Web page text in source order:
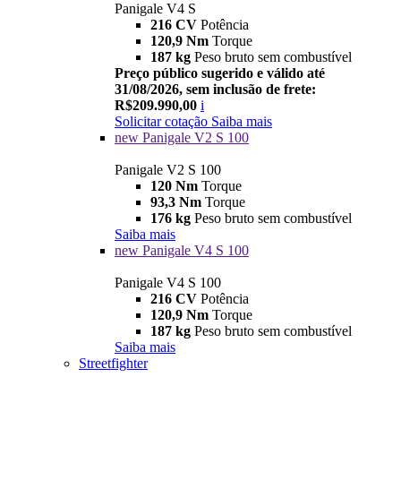
Panigale V4 S
216 CV Potência
120,9 Nm Torque
187 kg Peso bruto sem combustível
Preço público sugerido e válido até
31/08/2026, sem inclusão de frete:
R$209.990,00 i
Solicitar cotação Saiba mais
new Panigale V2 S 100
Panigale V2 S 100
120 Nm Torque
93,3 Nm Torque
176 kg Peso bruto sem combustível
Saiba mais
new Panigale V4 S 100
Panigale V4 S 100
216 CV Potência
120,9 Nm Torque
187 kg Peso bruto sem combustível
Saiba mais
Streetfighter